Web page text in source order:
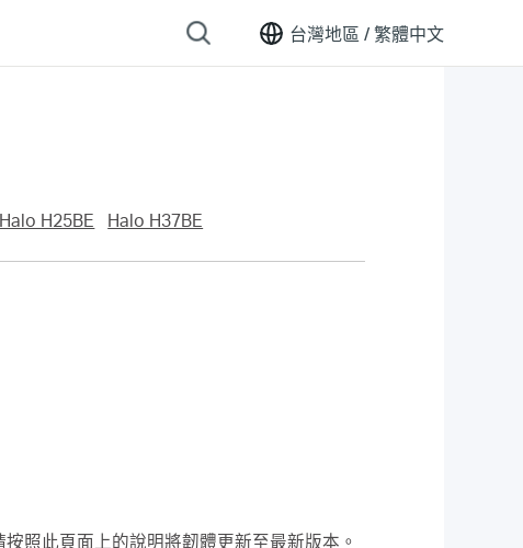
台灣地區 /繁體中文
Halo H25BE Halo H37BE
照此頁面上的說明將韌體更新至最新版本。